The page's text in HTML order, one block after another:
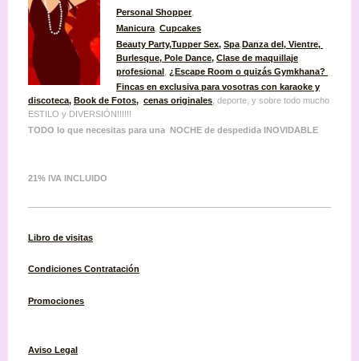
Personal Shopper,
Manicura Cupcakes
Beauty Party,Tupper Sex, Spa Danza del, Vientre,
Burlesque, Pole Dance, Clase de maquillaje
profesional ¿Escape Room o quizás Gymkhana?
Fincas en exclusiva para vosotras con karaoke y
discoteca, Book de Fotos, cenas originales , deporte, y sobre todo mucho
ESTILO y DIVERSIÓN!!!!!!
TODO lo que necesitas para una NOCHE de despedida INOVIDABLE
21% IVA INCLUIDO
Libro de visitas
Condiciones Contratación
Promociones
Aviso Legal